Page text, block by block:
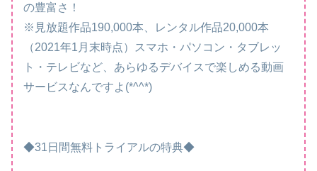
の豊富さ！
※見放題作品190,000本、レンタル作品20,000本
（2021年1月末時点）スマホ・パソコン・タブレッ
ト・テレビなど、あらゆるデバイスで楽しめる動画
サービスなんですよ(*^^*)
◆31日間無料トライアルの特典◆